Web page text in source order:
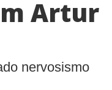
Artur
nervosismo